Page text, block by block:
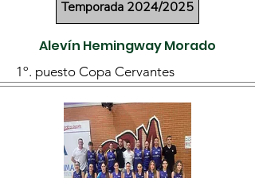
Temporada 2024/2025
Alevín Hemingway Morado
1º. puesto Copa Cervantes